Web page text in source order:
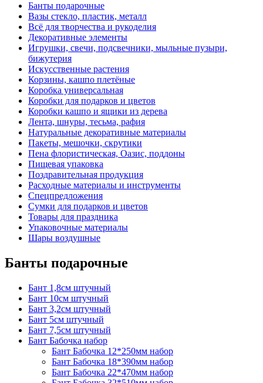
Банты подарочные
Вазы стекло, пластик, металл
Всё для творчества и рукоделия
Декоративные элементы
Игрушки, свечи, подсвечники, мыльные пузыри,
бижутерия
Искусственные растения
Корзины, кашпо плетёные
Коробка универсальная
Коробки для подарков и цветов
Коробки кашпо и ящики из дерева
Лента, шнуры, тесьма, рафия
Натуральные декоративные материалы
Пакеты, мешочки, скрутики
Пена флористическая, Оазис, поддоны
Пищевая упаковка
Поздравительная продукция
Расходные материалы и инструменты
Спецпредложения
Сумки для подарков и цветов
Товары для праздника
Упаковочные материалы
Шары воздушные
Банты подарочные
Бант 1,8см штучный
Бант 10см штучный
Бант 3,2см штучный
Бант 5см штучный
Бант 7,5см штучный
Бант Бабочка набор
Бант Бабочка 12*250мм набор
Бант Бабочка 18*390мм набор
Бант Бабочка 22*470мм набор